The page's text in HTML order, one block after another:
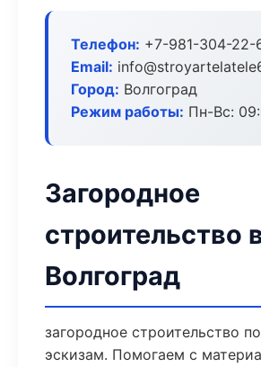
Телефон: +7-981-304-22-
Email:
Город: Волгоград
Режим работы: Пн-Вс:
Загородное
строительство
Волгоград
загородное строительство
эскизам. Помогаем с